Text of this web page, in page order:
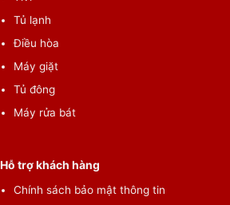
Tủ lạnh
Điều hòa
Máy giặt
Tủ đông
Máy rửa bát
Hỗ trợ khách hàng
Chính sách bảo mật thông tin